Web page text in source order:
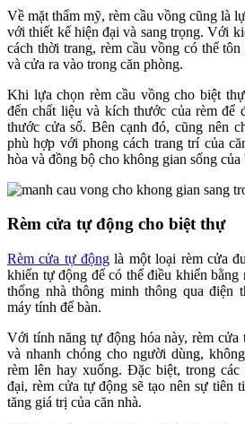
Về mặt thẩm mỹ, rèm cầu vồng cũng là
với thiết kế hiện đại và sang trọng. Với
cách thời trang, rèm cầu vồng có thể
và cửa ra vào trong căn phòng.
Khi lựa chọn rèm cầu vồng cho biệt
đến chất liệu và kích thước của rèm để
thước cửa sổ. Bên cạnh đó, cũng nên
phù hợp với phong cách trang trí của
hòa và đồng bộ cho không gian sống của
Rèm cửa tự động cho biệt thự
Rèm cửa tự động là một loại rèm cửa
khiển tự động để có thể điều khiển bằng
thống nhà thông minh thông qua điện
máy tính để bàn.
Với tính năng tự động hóa này, rèm
và nhanh chóng cho người dùng,
rèm lên hay xuống. Đặc biệt, trong
đại, rèm cửa tự động sẽ tạo nên sự tiên
tăng giá trị của căn nhà.